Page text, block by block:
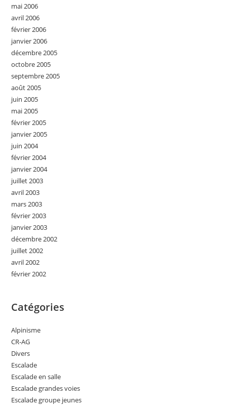
mai 2006
avril 2006
février 2006
janvier 2006
décembre 2005
octobre 2005
septembre 2005
août 2005
juin 2005
mai 2005
février 2005
janvier 2005
juin 2004
février 2004
janvier 2004
juillet 2003
avril 2003
mars 2003
février 2003
janvier 2003
décembre 2002
juillet 2002
avril 2002
février 2002
Catégories
Alpinisme
CR-AG
Divers
Escalade
Escalade en salle
Escalade grandes voies
Escalade groupe jeunes